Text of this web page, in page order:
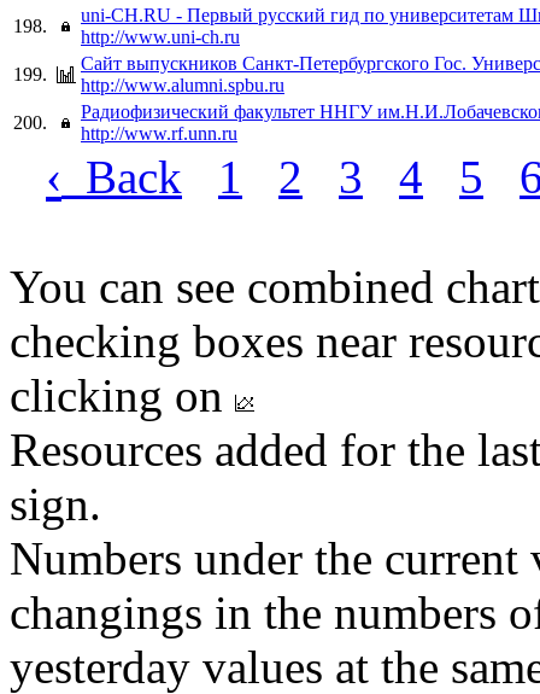
198.
uni-CH.RU - Первый русский гид по университетам
http://www.uni-ch.ru
199.
Сайт выпускников Санкт-Петербургского Гос.
http://www.alumni.spbu.ru
200.
Радиофизический факультет ННГУ
http://www.rf.unn.ru
‹ Back 1 2 3 4 5
You can see combined
checking boxes near
clicking on
Resources added for the
sign.
Numbers under the
changings in the numbers
yesterday values at the